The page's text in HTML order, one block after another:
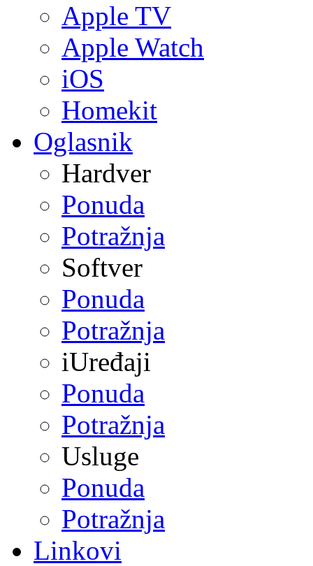
Apple TV
Apple Watch
iOS
Homekit
Oglasnik
Hardver
Ponuda
Potražnja
Softver
Ponuda
Potražnja
iUređaji
Ponuda
Potražnja
Usluge
Ponuda
Potražnja
Linkovi